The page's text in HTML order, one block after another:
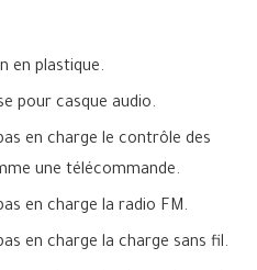
en plastique.
pour casque audio.
en charge le contrôle des
une télécommande.
en charge la radio FM.
en charge la charge sans fil.